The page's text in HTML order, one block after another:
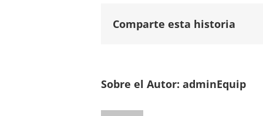
Comparte esta historia
Sobre el Autor: adminEquip